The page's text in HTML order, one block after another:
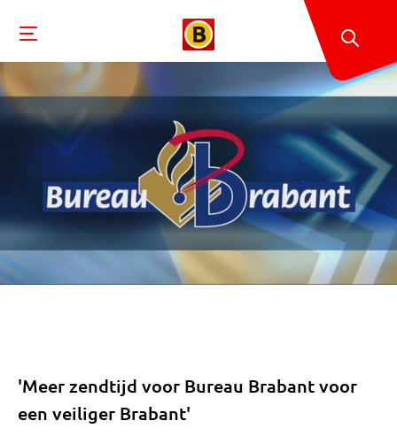
'Meer zendtijd voor Bureau Brabant voor
een veiliger Brabant'